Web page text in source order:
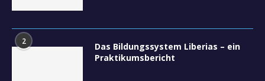
2
Das Bildungssystem Liberias – ein
Praktikumsbericht